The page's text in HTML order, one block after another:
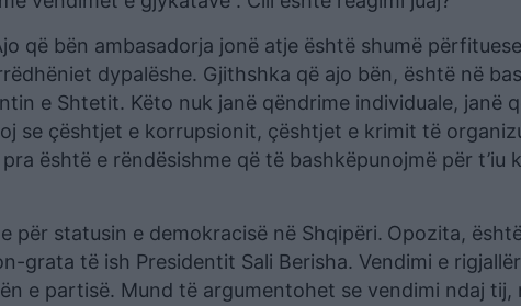
që bën ambasadorja jonë atje është shumë
dypalëshe. Gjithshka që ajo bën, është në
e Shtetit. Këto nuk janë qëndrime individuale, janë
se çështjet e korrupsionit, çështjet e krimit të
është e rëndësishme që të bashkëpunojmë për t’iu
për statusin e demokracisë në Shqipëri. Opozita,
grata të ish Presidentit Sali Berisha. Vendimi e
e partisë. Mund të argumentohet se vendimi ndaj tij,